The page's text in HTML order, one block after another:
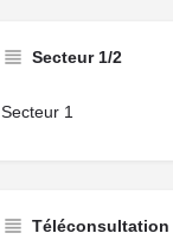
Secteur 1/2
Secteur 1
Téléconsultation